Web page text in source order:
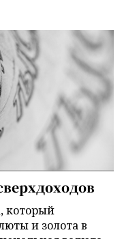
который
и золота в